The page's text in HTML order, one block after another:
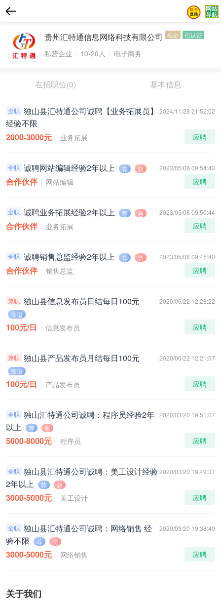
贵州汇特通信息网络科技有限公司 名企 已认证
私营企业 10-20人 电子商务
在招职位(0) 基本信息
2024/11/28 21:52:02
全职 独山县汇特通公司诚聘【业务拓展员】
经验不限
2000-3000元
业务拓展 应聘
2023/05/08 09:54:43
全职 诚聘网站编辑经验2年以上 荐 急
合作伙伴 网站编辑 应聘
2023/05/08 09:50:44
全职 诚聘业务拓展经验2年以上 荐 急
合作伙伴 业务拓展 应聘
2023/05/08 09:45:40
全职 诚聘销售总监经验2年以上 荐 急
合作伙伴 销售总监 应聘
2020/06/22 12:28:22
兼职 独山县信息发布员日结每日100元
靠谱
100元/日 信息发布员 应聘
2020/06/22 12:21:57
兼职 独山县产品发布员月结每日100元
靠谱
100元/日 产品发布员 应聘
2020/03/20 19:51:07
全职 独山汇特通公司诚聘：程序员经验2年
以上
荐 急
5000-8000元 程序员 应聘
2020/03/20 19:49:37
全职 独山县汇特通公司诚聘：美工设计经验
2年以上
荐 急
3000-5000元 美工设计 应聘
2020/03/20 19:38:40
全职 独山县汇特通公司诚聘：网络销售 经
验不限
荐 急
3000-5000元 网络销售 应聘
关于我们